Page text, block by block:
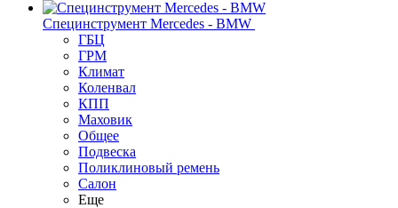
Специнструмент Mercedes - BMW
ГБЦ
ГРМ
Климат
Коленвал
КПП
Маховик
Общее
Подвеска
Поликлиновый ремень
Салон
Еще